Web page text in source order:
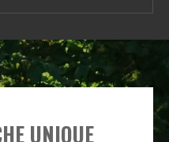
UNIQUE